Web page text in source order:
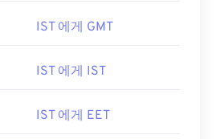
IST 에게 GMT
IST 에게 IST
IST 에게 EET